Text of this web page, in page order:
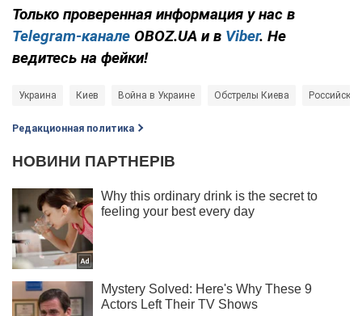
Только проверенная информация у нас в
Telegram-канале OBOZ.UA и в Viber. Не
ведитесь на фейки!
Украина Киев Война в Украине Обстрелы Киева
Редакционная политика